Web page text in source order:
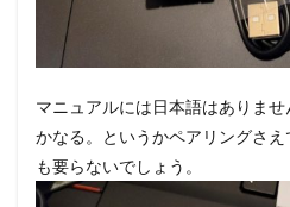
マニュアルには日本語はありま
かなる。というかペアリングさ
も要らないでしょう。